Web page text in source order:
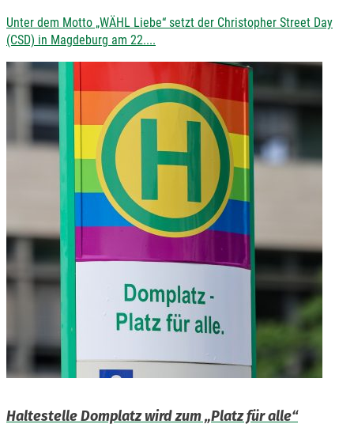
Unter dem Motto „WÄHL Liebe“ setzt der Christopher Street Day
(CSD) in Magdeburg am 22....
Haltestelle Domplatz wird zum „Platz für alle“